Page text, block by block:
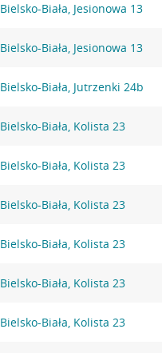
Bielsko-Biała, Jesionowa 13
Bielsko-Biała, Jesionowa 13
Bielsko-Biała, Jutrzenki 24b
Bielsko-Biała, Kolista 23
Bielsko-Biała, Kolista 23
Bielsko-Biała, Kolista 23
Bielsko-Biała, Kolista 23
Bielsko-Biała, Kolista 23
Bielsko-Biała, Kolista 23